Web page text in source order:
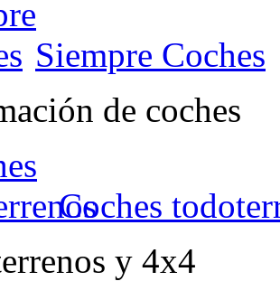
Siempre Coches
de coches
Coches
y 4x4